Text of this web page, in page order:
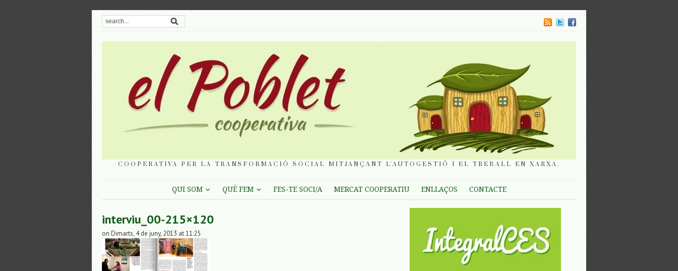
COOPERATIVA PER LA TRANSFORMACIÓ SOCIAL MITJANÇANT L'AUTOGESTIÓ I EL TREBALL EN XARXA.
QUI SOM QUÈ FEM FES-TE SOCI/A MERCAT COOPERATIU ENLLAÇOS CONTACTE
interviu_00-215×120
on Dimarts, 4 de juny, 2013 at 11:25